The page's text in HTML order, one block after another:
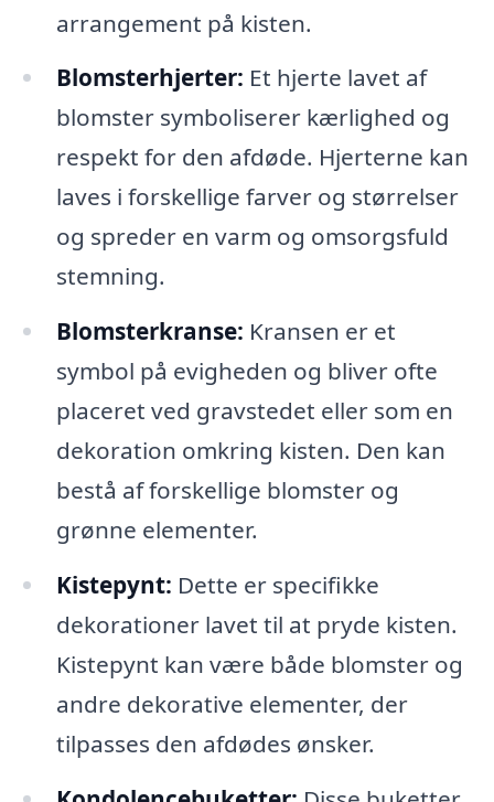
arrangement på kisten.
Blomsterhjerter: Et hjerte lavet af
blomster symboliserer kærlighed og
respekt for den afdøde. Hjerterne kan
laves i forskellige farver og størrelser
og spreder en varm og omsorgsfuld
stemning.
Blomsterkranse: Kransen er et
symbol på evigheden og bliver ofte
placeret ved gravstedet eller som en
dekoration omkring kisten. Den kan
bestå af forskellige blomster og
grønne elementer.
Kistepynt: Dette er specifikke
dekorationer lavet til at pryde kisten.
Kistepynt kan være både blomster og
andre dekorative elementer, der
tilpasses den afdødes ønsker.